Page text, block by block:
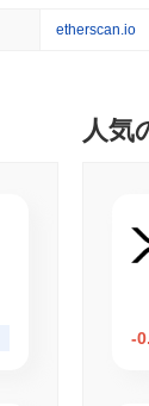
オ
etherscan.io
人気
-